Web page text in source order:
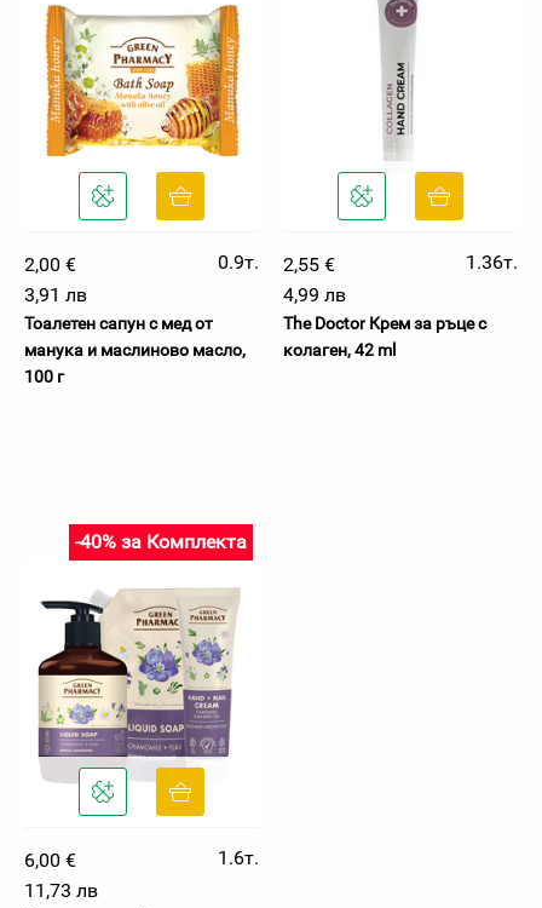
2,00 €
0.9т.
3,91 лв
Тоалетен сапун с мед от
манука и маслиново масло,
100 г
2,55 €
1.36т.
4,99 лв
The Doctor Крем за ръце с
колаген, 42 ml
-40% за Комплекта
6,00 €
1.6т.
11,73 лв